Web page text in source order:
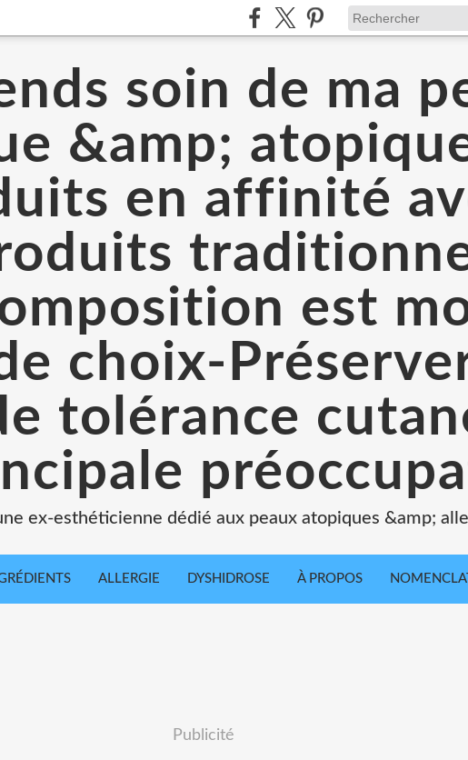
soin de ma
&amp;
en affinité
est
choix-
tolérance
ex-esthéticienne dédié aux peaux atopiques &amp;
ALLERGIE DYSHIDROSE À PROPOS
Publicité